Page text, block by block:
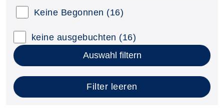
Keine Begonnen (16)
keine ausgebuchten (16)
Auswahl filtern
Filter leeren